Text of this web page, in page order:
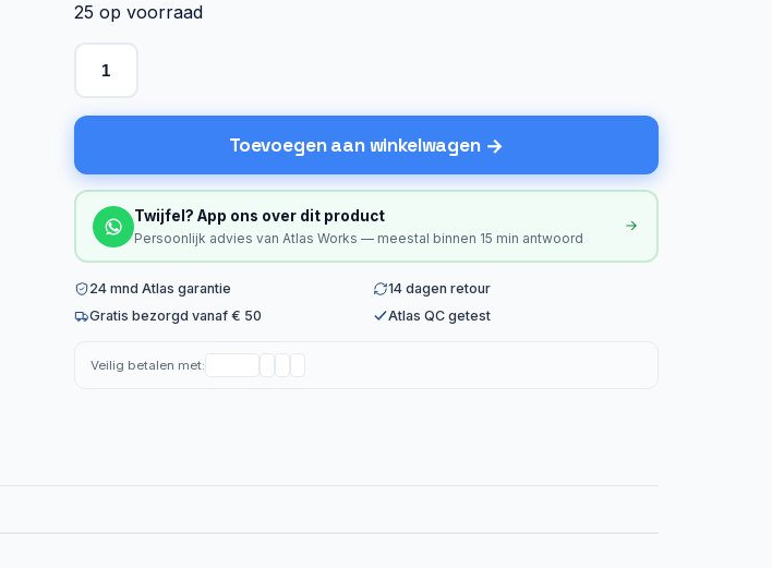
25 op voorraad
Toevoegen aan winkelwagen
Twijfel? App ons over dit product
Persoonlijk advies van Atlas Works — meestal binnen 15 min antwoord
24 mnd Atlas garantie
14 dagen retour
Gratis bezorgd vanaf € 50
Atlas QC getest
Veilig betalen met: